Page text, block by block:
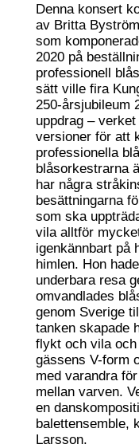
Denna konsert
av Britta
som
2020 på
professionell
sätt ville fira
250-årsjubileum
uppdrag –
versioner för att
professionella
blåsorkestrarna
har några
besättningarna
som ska
vila alltför
igenkännbart på
himlen. Hon
underbara resa
omvandlades
genom Sverige
tanken skapade
flykt och vila
gässens V-form
med varandra
mellan varven.
en
balettensemble,
Larsson.